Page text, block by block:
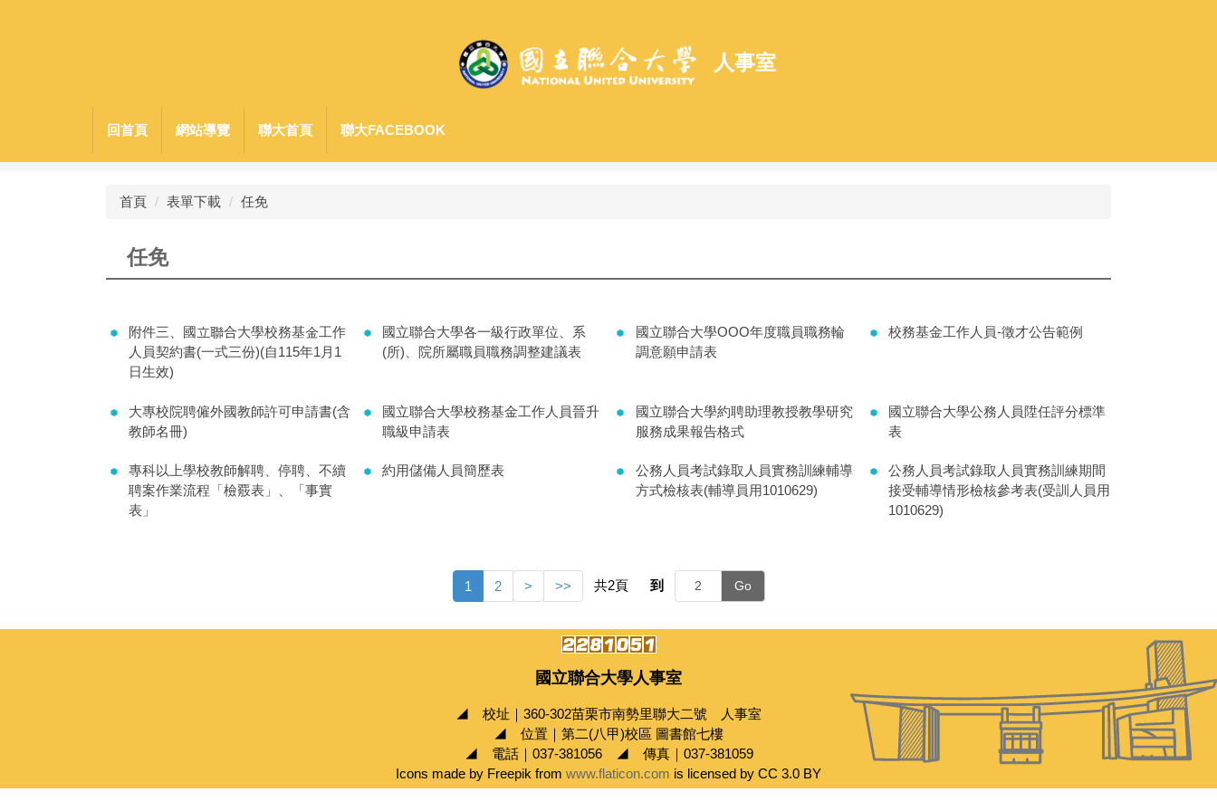
人事室
回首頁 網站導覽 聯大首頁 聯大FACEBOOK
首頁 表單下載 任免
任免
附件三、國立聯合大學校務基金工作
人員契約書(一式三份)(自115年1月1
日生效)
國立聯合大學各一級行政單位、系
(所)、院所屬職員職務調整建議表
國立聯合大學OOO年度職員職務輪
調意願申請表
校務基金工作人員-徵才公告範例
大專校院聘僱外國教師許可申請書(含
教師名冊)
國立聯合大學校務基金工作人員晉升
職級申請表
國立聯合大學約聘助理教授教學研究
服務成果報告格式
國立聯合大學公務人員陞任評分標準
表
專科以上學校教師解聘、停聘、不續
聘案作業流程「檢覈表」、「事實
表」
約用儲備人員簡歷表
公務人員考試錄取人員實務訓練輔導
方式檢核表(輔導員用1010629)
公務人員考試錄取人員實務訓練期間
接受輔導情形檢核參考表(受訓人員用
1010629)
1 2 > >> 共2頁 到 Go
國立聯合大學人事室
◢ 校址｜360-302苗栗市南勢里聯大二號 人事室
◢ 位置｜第二(八甲)校區 圖書館七樓
◢ 電話｜037-381056 ◢ 傳真｜037-381059
Icons made by Freepik from www.flaticon.com is licensed by CC 3.0 BY